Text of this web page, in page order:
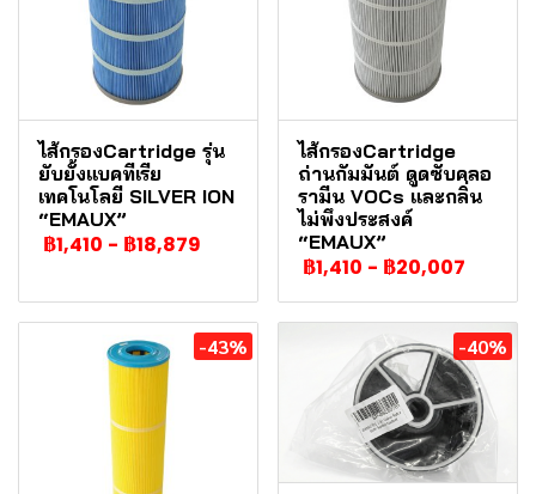
ไส้กรองCartridge รุ่น
ยับยั้งแบคทีเรีย
เทคโนโลยี SILVER ION
“EMAUX”
฿1,410 - ฿18,879
ไส้กรองCartridge
ถ่านกัมมันต์ ดูดซับคลอ
รามีน VOCs และกลิ่น
ไม่พึงประสงค์
“EMAUX”
฿1,410 - ฿20,007
-43% -40%